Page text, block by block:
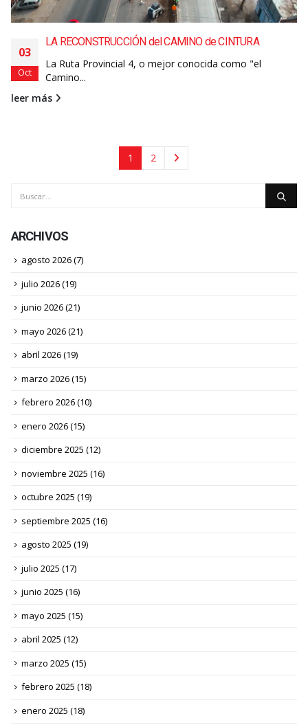
03
Oct
LA RECONSTRUCCIÓN del CAMINO de CINTURA
La Ruta Provincial 4, o mejor conocida como "el
Camino...
leer más
1 2
ARCHIVOS
agosto 2026(7)
julio 2026(19)
junio 2026(21)
mayo 2026(21)
abril 2026(19)
marzo 2026(15)
febrero 2026(10)
enero 2026(15)
diciembre 2025 (12)
noviembre 2025 (16)
octubre 2025 (19)
septiembre 2025 (16)
agosto 2025 (19)
julio 2025 (17)
junio 2025 (16)
mayo 2025 (15)
abril 2025 (12)
marzo 2025 (15)
febrero 2025 (18)
enero 2025 (18)